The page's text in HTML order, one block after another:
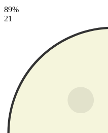
89%
21